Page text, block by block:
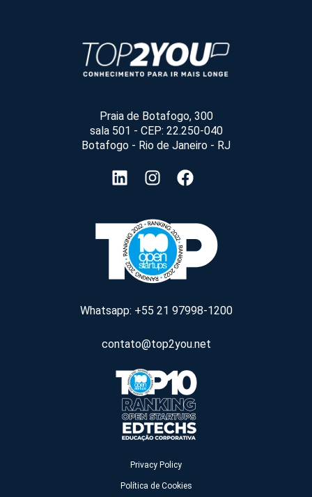
Praia de Botafogo, 300
sala 501 - CEP: 22.250-040
Botafogo - Rio de Janeiro - RJ
Whatsapp: +55 21 97998-1200
contato@top2you.net
Privacy Policy
Política de Cookies